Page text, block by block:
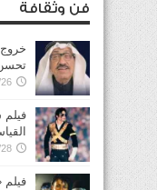
فن وثقافة
فيلم